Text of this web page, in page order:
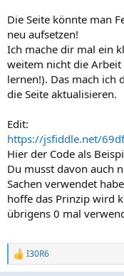
Die Seite könnte man
neu aufsetzen!
Ich mache dir mal ein
weitem nicht die
lernen!). Das mach ich
die Seite aktualisieren.
Edit:
https://jsfiddle.net/
Hier der Code als
Du musst davon auch
Sachen verwendet
hoffe das Prinzip wird
übrigens 0 mal
R
e
I30R6